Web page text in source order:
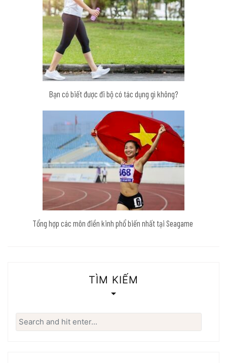
Bạn có biết được đi bộ có tác dụng gì không?
Tổng hợp các môn điền kinh phổ biến nhất tại Seagame
TÌM KIẾM
Search
for: